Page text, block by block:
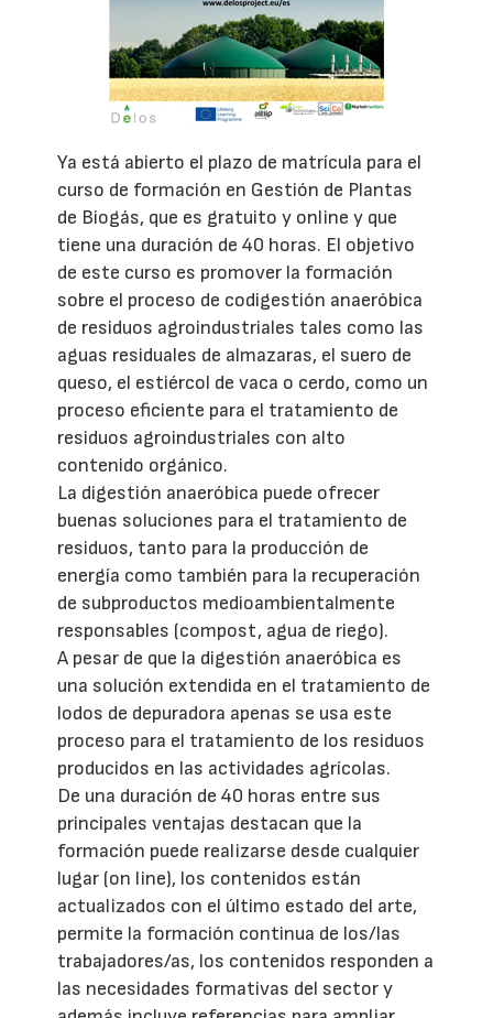
Ya está abierto el plazo de matrícula para el
curso de formación en Gestión de Plantas
de Biogás, que es gratuito y online y que
tiene una duración de 40 horas. El objetivo
de este curso es promover la formación
sobre el proceso de codigestión anaeróbica
de residuos agroindustriales tales como las
aguas residuales de almazaras, el suero de
queso, el estiércol de vaca o cerdo, como un
proceso eficiente para el tratamiento de
residuos agroindustriales con alto
contenido orgánico.
La digestión anaeróbica puede ofrecer
buenas soluciones para el tratamiento de
residuos, tanto para la producción de
energía como también para la recuperación
de subproductos medioambientalmente
responsables (compost, agua de riego).
A pesar de que la digestión anaeróbica es
una solución extendida en el tratamiento de
lodos de depuradora apenas se usa este
proceso para el tratamiento de los residuos
producidos en las actividades agrícolas.
De una duración de 40 horas entre sus
principales ventajas destacan que la
formación puede realizarse desde cualquier
lugar (on line), los contenidos están
actualizados con el último estado del arte,
permite la formación continua de los/las
trabajadores/as, los contenidos responden a
las necesidades formativas del sector y